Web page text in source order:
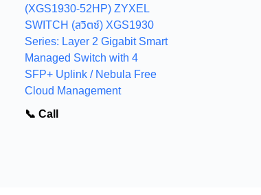
(XGS1930-52HP) ZYXEL
SWITCH (สวิตซ์) XGS1930
Series: Layer 2 Gigabit Smart
Managed Switch with 4
SFP+ Uplink / Nebula Free
Cloud Management
📞 Call